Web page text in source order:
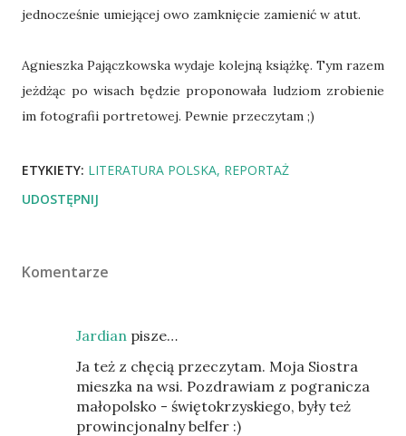
jednocześnie umiejącej owo zamknięcie zamienić w atut.
Agnieszka Pajączkowska wydaje kolejną książkę. Tym razem
jeżdżąc po wisach będzie proponowała ludziom zrobienie
im fotografii portretowej. Pewnie przeczytam ;)
ETYKIETY: LITERATURA POLSKA REPORTAŻ
UDOSTĘPNIJ
Komentarze
Jardian pisze…
Ja też z chęcią przeczytam. Moja Siostra
mieszka na wsi. Pozdrawiam z pogranicza
małopolsko - świętokrzyskiego, były też
prowincjonalny belfer :)